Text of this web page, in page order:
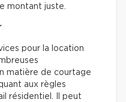
montant juste.
pour la location
matière de courtage
aux règles
résidentiel. Il peut